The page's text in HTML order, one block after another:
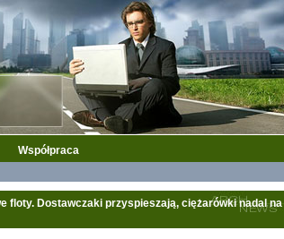
Współpraca
floty. Dostawczaki przyspieszają, ciężarówki nadal na